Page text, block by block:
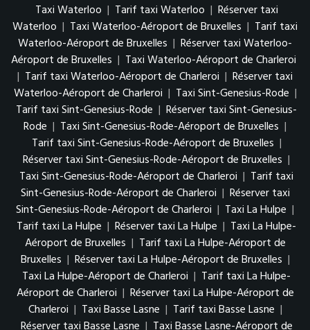
Taxi Waterloo | Tarif taxi Waterloo | Réserver taxi
Waterloo | Taxi Waterloo-Aéroport de Bruxelles | Tarif taxi
Waterloo-Aéroport de Bruxelles | Réserver taxi Waterloo-
Aéroport de Bruxelles | Taxi Waterloo-Aéroport de Charleroi
| Tarif taxi Waterloo-Aéroport de Charleroi | Réserver taxi
Waterloo-Aéroport de Charleroi | Taxi Sint-Genesius-Rode |
Tarif taxi Sint-Genesius-Rode | Réserver taxi Sint-Genesius-
Rode | Taxi Sint-Genesius-Rode-Aéroport de Bruxelles |
Tarif taxi Sint-Genesius-Rode-Aéroport de Bruxelles |
Réserver taxi Sint-Genesius-Rode-Aéroport de Bruxelles |
Taxi Sint-Genesius-Rode-Aéroport de Charleroi | Tarif taxi
Sint-Genesius-Rode-Aéroport de Charleroi | Réserver taxi
Sint-Genesius-Rode-Aéroport de Charleroi | Taxi La Hulpe |
Tarif taxi La Hulpe | Réserver taxi La Hulpe | Taxi La Hulpe-
Aéroport de Bruxelles | Tarif taxi La Hulpe-Aéroport de
Bruxelles | Réserver taxi La Hulpe-Aéroport de Bruxelles |
Taxi La Hulpe-Aéroport de Charleroi | Tarif taxi La Hulpe-
Aéroport de Charleroi | Réserver taxi La Hulpe-Aéroport de
Charleroi | Taxi Basse Lasne | Tarif taxi Basse Lasne |
Réserver taxi Basse Lasne | Taxi Basse Lasne-Aéroport de